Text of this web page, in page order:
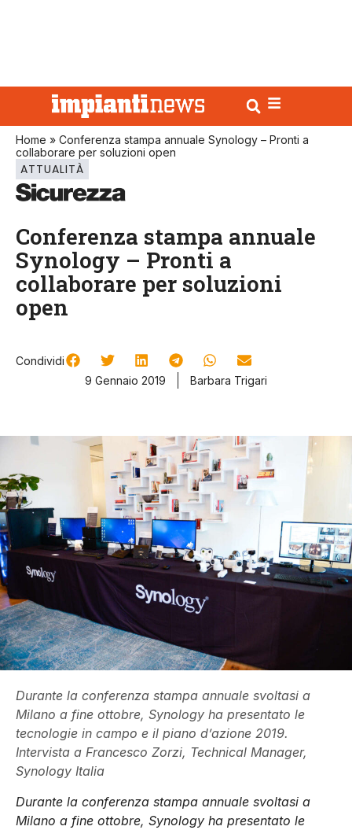
Home » Conferenza stampa annuale Synology – Pronti a
collaborare per soluzioni open
ATTUALITÀ
Conferenza stampa annuale
Synology – Pronti a
collaborare per soluzioni
open
Condividi
9 Gennaio 2019
Barbara Trigari
Durante la conferenza stampa annuale svoltasi a
Milano a fine ottobre, Synology ha presentato le
tecnologie in campo e il piano d’azione 2019.
Intervista a Francesco Zorzi, Technical Manager,
Synology Italia
Durante la conferenza stampa annuale svoltasi a
Milano a fine ottobre, Synology ha presentato le